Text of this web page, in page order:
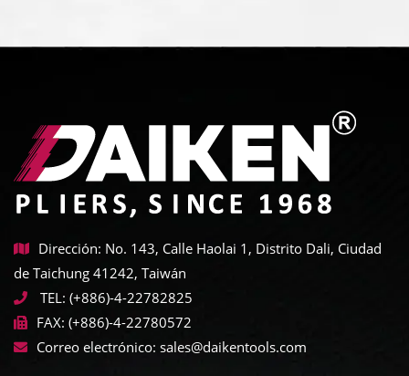
Dirección: No. 143, Calle Haolai 1, Distrito Dali, Ciudad
de Taichung 41242, Taiwán
TEL: (+886)-4-22782825
FAX: (+886)-4-22780572
Correo electrónico: sales@daikentools.com